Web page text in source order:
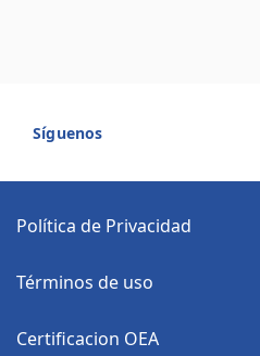
Síguenos
Política de Privacidad
Términos de uso
Certificacion OEA